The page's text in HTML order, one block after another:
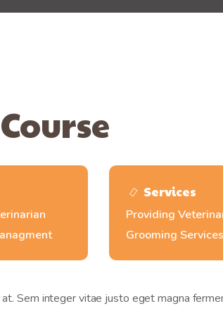
Services
Providing
Grooming Services
Sem integer vitae justo eget magna